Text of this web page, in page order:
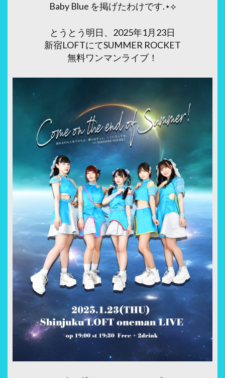
Baby Blue を掲げたわけです.⋆⟡
とうとう明日、2025年1月23日
新宿LOFTにてSUMMER ROCKET
無料ワンマンライブ！